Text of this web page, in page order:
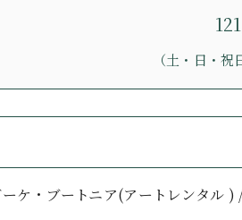
（土・日・
ケ・ブートニア(アートレンタル